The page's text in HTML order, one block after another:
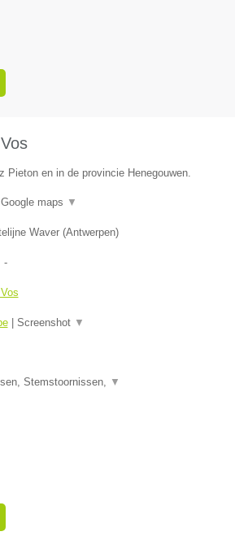
Pieton en in de provincie Henegouwen.
Google maps ▼
Waver(Antwerpen)
-
| Screenshot ▼
Stemstoornissen, ▼